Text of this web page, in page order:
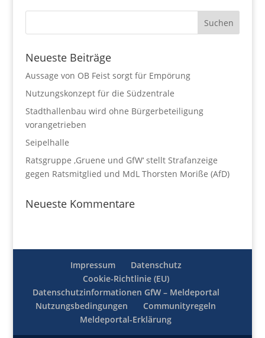
Neueste Beiträge
Aussage von OB Feist sorgt für Empörung
Nutzungskonzept für die Südzentrale
Stadthallenbau wird ohne Bürgerbeteiligung
vorangetrieben
Seipelhalle
Ratsgruppe ‚Gruene und GfW‘ stellt Strafanzeige
gegen Ratsmitglied und MdL Thorsten Moriße (AfD)
Neueste Kommentare
Impressum
Datenschutz
Cookie-Richtlinie (EU)
Datenschutzinformationen GfW – Meldeportal
Nutzungsbedingungen
Communityregeln
Meldeportal-Erklärung